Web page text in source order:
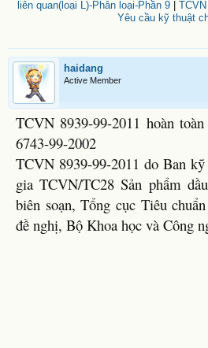
liên quan(loại L)-Phân loại-Phần 9
Yêu cầu kỹ thuật
haidang
Active Member
TCVN 8939-99-2011 hoàn
6743-99-2002
TCVN 8939-99-2011 do Ban
gia TCVN/TC28 Sản phẩm
biên soạn, Tổng cục Tiêu
đề nghị, Bộ Khoa học và Công